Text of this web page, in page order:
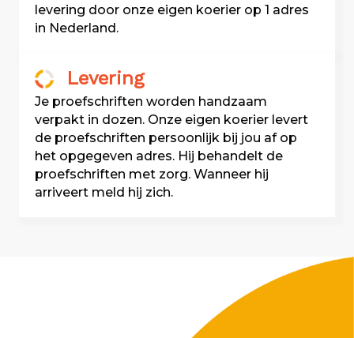
levering door onze eigen koerier op 1 adres
in Nederland.
Levering
Je proefschriften worden handzaam
verpakt in dozen. Onze eigen koerier levert
de proefschriften persoonlijk bij jou af op
het opgegeven adres. Hij behandelt de
proefschriften met zorg. Wanneer hij
arriveert meld hij zich.